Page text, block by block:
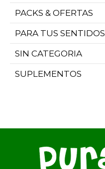
PACKS & OFERTAS
PARA TUS SENTIDOS
SIN CATEGORIA
SUPLEMENTOS